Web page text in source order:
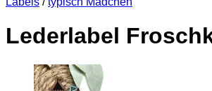
Lederlabel